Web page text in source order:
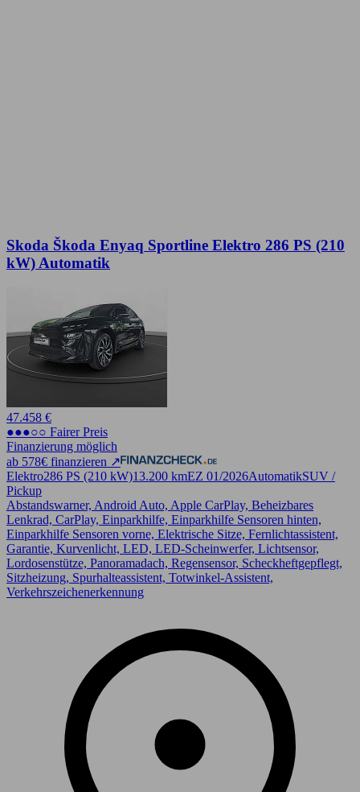
Skoda Škoda Enyaq Sportline Elektro 286 PS (210
kW) Automatik
47.458 €
●●●○○ Fairer Preis
Finanzierung möglich
ab 578€ finanzieren ↗
Elektro286 PS (210 kW)13.200 kmEZ 01/2026AutomatikSUV /
Pickup
Abstandswarner, Android Auto, Apple CarPlay, Beheizbares
Lenkrad, CarPlay, Einparkhilfe, Einparkhilfe Sensoren hinten,
Einparkhilfe Sensoren vorne, Elektrische Sitze, Fernlichtassistent,
Garantie, Kurvenlicht, LED, LED-Scheinwerfer, Lichtsensor,
Lordosenstütze, Panoramadach, Regensensor, Scheckheftgepflegt,
Sitzheizung, Spurhalteassistent, Totwinkel-Assistent,
Verkehrszeichenerkennung